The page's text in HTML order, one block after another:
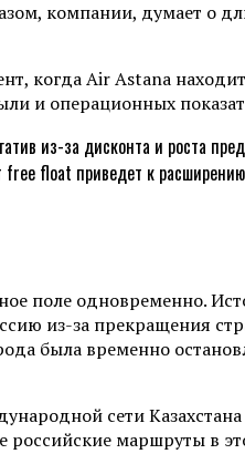
компании, думает о
когда Air Astana
и операционных
из-за дисконта и роста
float приведет к
поле одновременно.
из-за прекращения
была временно
сети
маршруты в